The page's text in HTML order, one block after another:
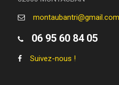
montaubantri@gmail.com
06 95 60 84 05
Suivez-nous !